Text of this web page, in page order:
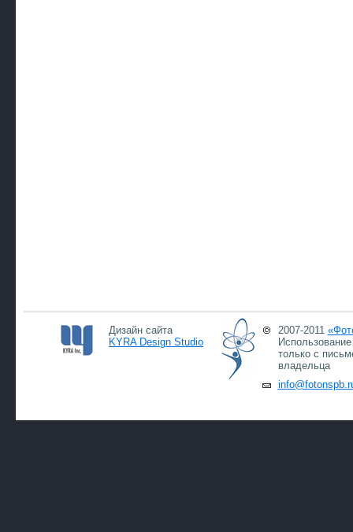
Дизайн сайта
KYRA Design Studio
2007-2011
только с
владельца